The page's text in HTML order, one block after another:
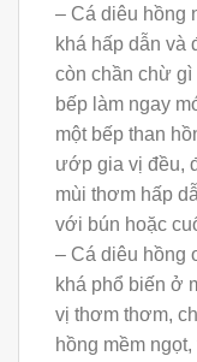
– Cá diêu hồng
khá hấp dẫn
còn chần chừ gì
bếp làm ngay
một bếp than
ướp gia vị đều,
mùi thơm hấp
với bún hoặc
– Cá diêu hồng
khá phổ biến ở
vị thơm thơm,
hồng mềm